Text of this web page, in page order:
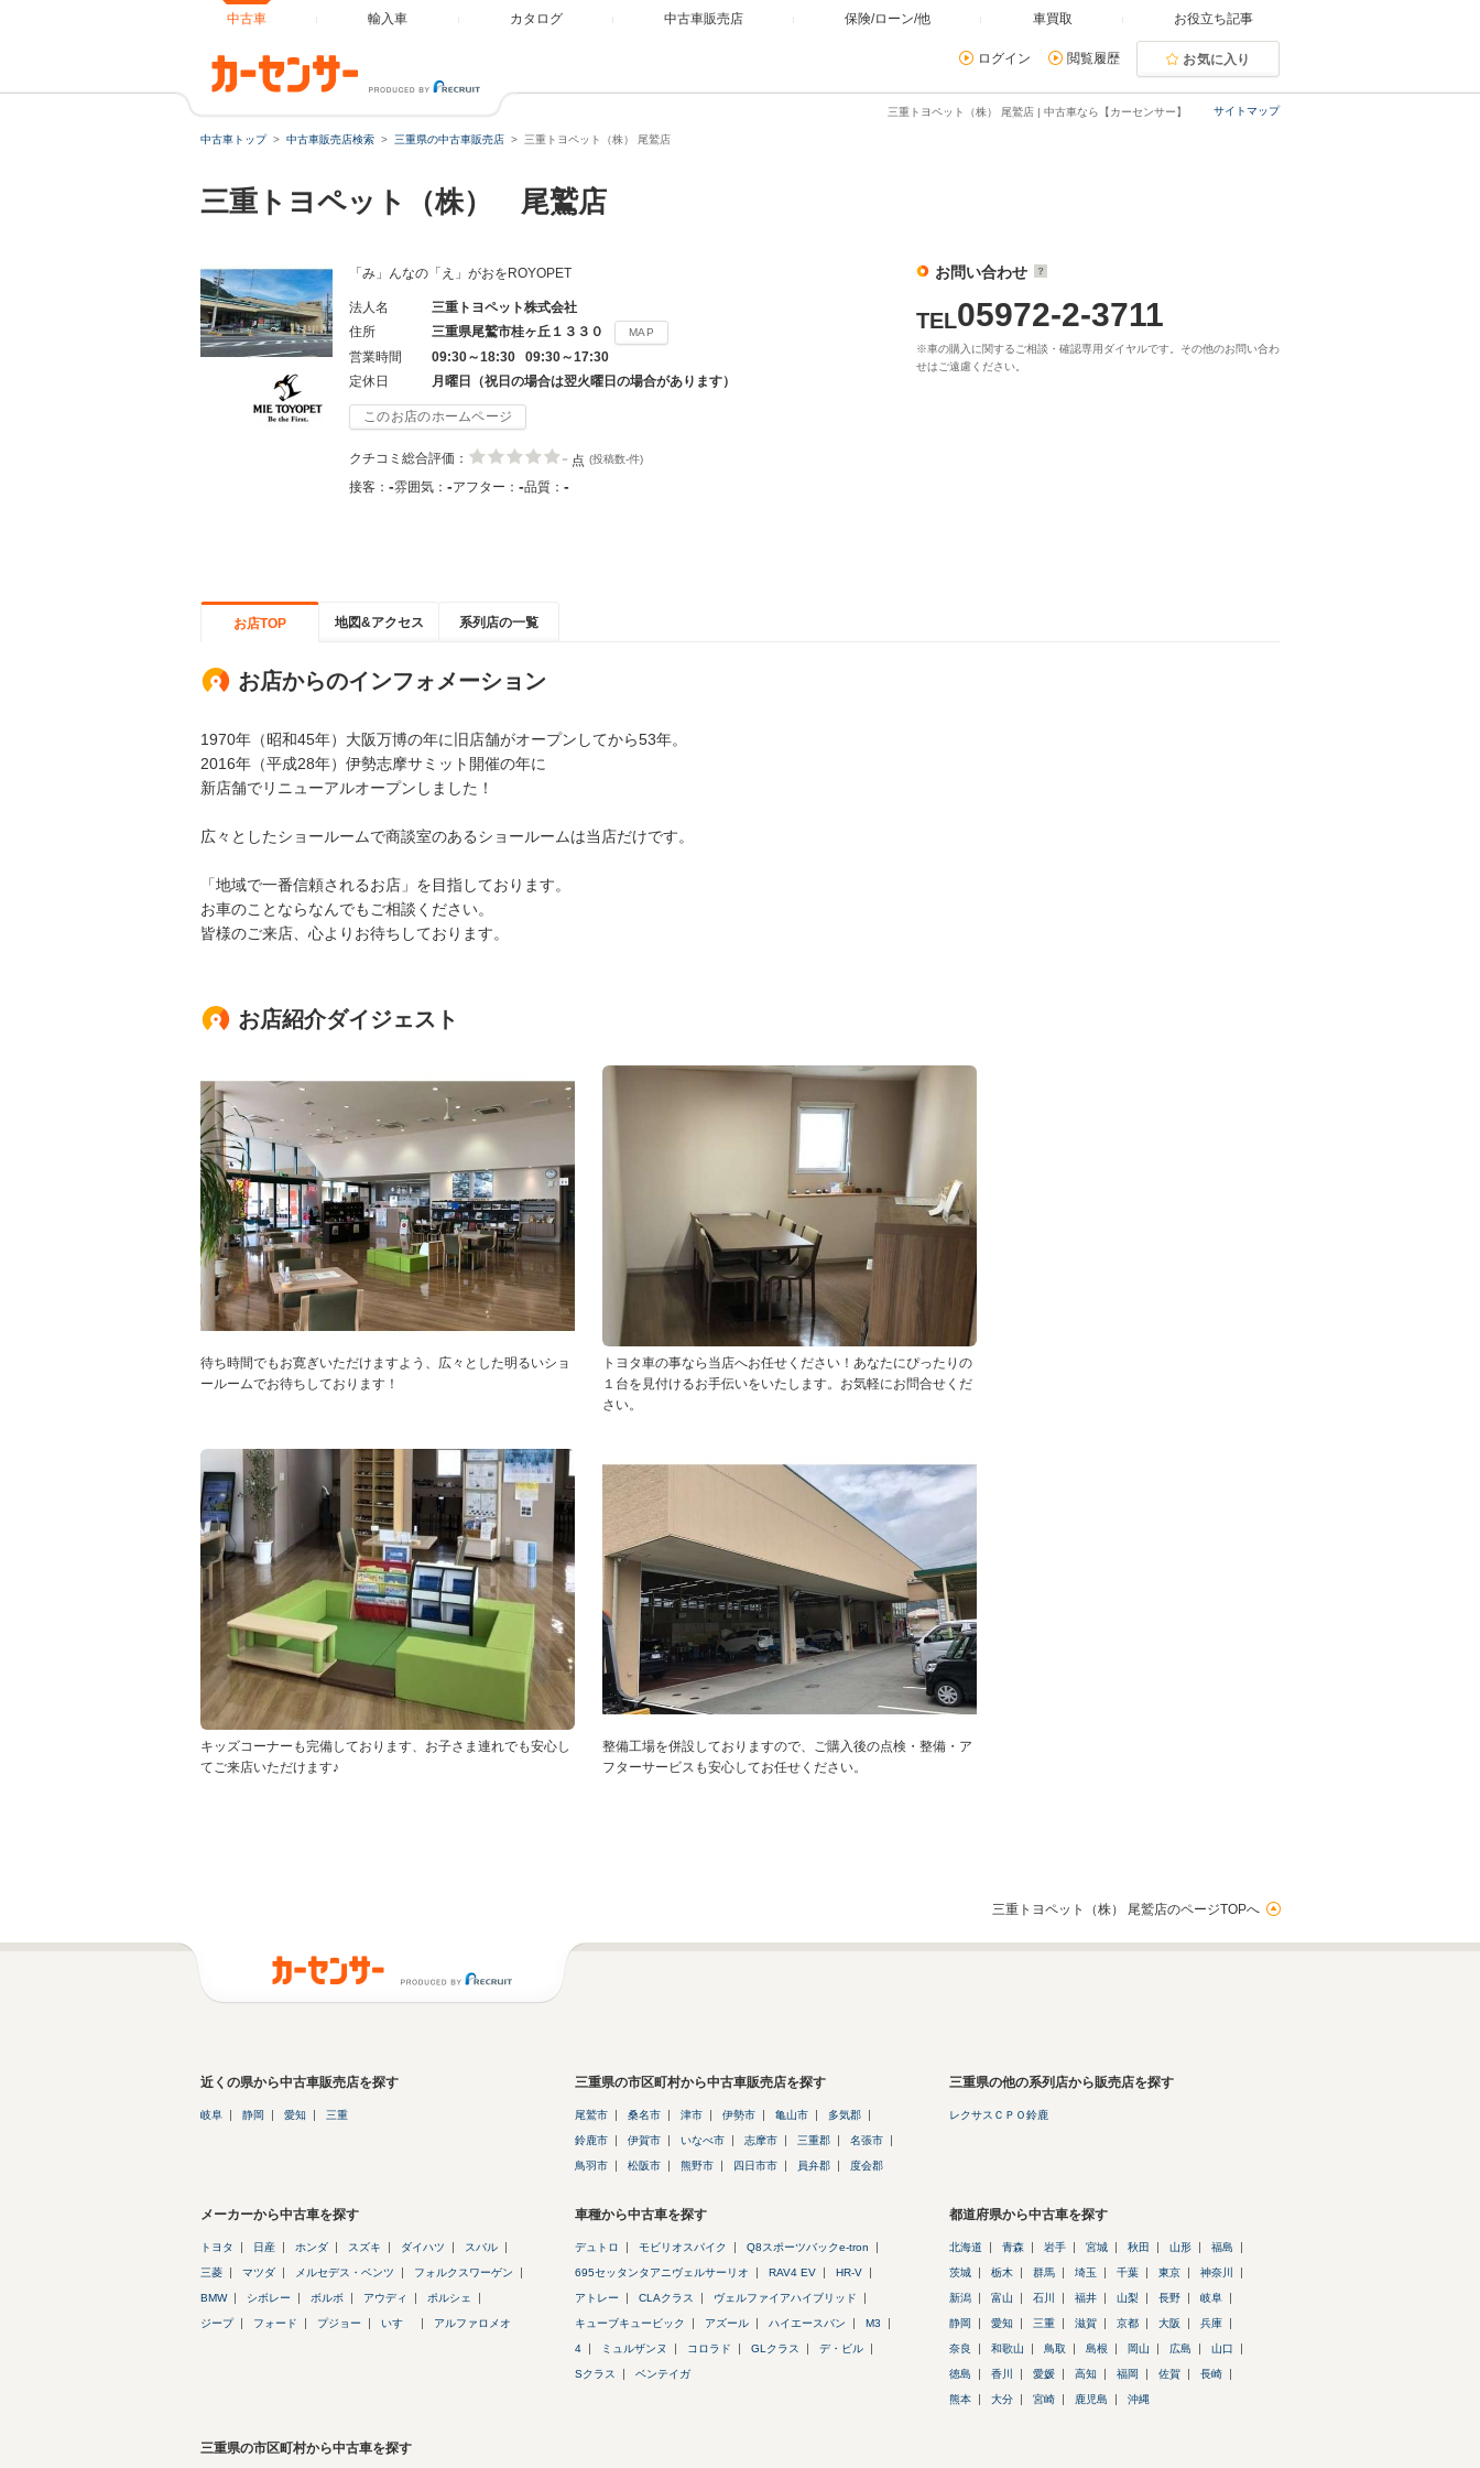
中古車 輸入車 カタログ 中古車販売店 保険/ローン/他 車買取 お役立ち記事
ログイン 閲覧履歴 お気に入り
サイトマップ
三重トヨペット（株） 尾鷲店 | 中古車なら【カーセンサー】
中古車トップ 中古車販売店検索 三重県の中古車販売店 三重トヨペット（株） 尾鷲店
三重トヨペット（株） 尾鷲店
「み」んなの「え」がおをROYOPET
法人名
三重トヨペット株式会社
住所
三重県尾鷲市桂ヶ丘１３３０ MAP
営業時間
09:30～18:30 09:30～17:30
定休日
月曜日（祝日の場合は翌火曜日の場合があります）
このお店のホームページ
クチコミ総合評価： - 点 (投稿数-件)
接客： -雰囲気： -アフター： -品質： -
お問い合わせ
TEL05972-2-3711
※車の購入に関するご相談・確認専用ダイヤルです。その他のお問い合わ
せはご遠慮ください。
お店TOP 地図&アクセス 系列店の一覧
お店からのインフォメーション
1970年（昭和45年）大阪万博の年に旧店舗がオープンしてから53年。
2016年（平成28年）伊勢志摩サミット開催の年に
新店舗でリニューアルオープンしました！
広々としたショールームで商談室のあるショールームは当店だけです。
「地域で一番信頼されるお店」を目指しております。
お車のことならなんでもご相談ください。
皆様のご来店、心よりお待ちしております。
お店紹介ダイジェスト
待ち時間でもお寛ぎいただけますよう、広々とした明るいショ
ールームでお待ちしております！
トヨタ車の事なら当店へお任せください！あなたにぴったりの
１台を見付けるお手伝いをいたします。お気軽にお問合せくだ
さい。
キッズコーナーも完備しております、お子さま連れでも安心し
てご来店いただけます♪
整備工場を併設しておりますので、ご購入後の点検・整備・ア
フターサービスも安心してお任せください。
三重トヨペット（株） 尾鷲店のページTOPへ
近くの県から中古車販売店を探す
岐阜 静岡 愛知 三重
三重県の市区町村から中古車販売店を探す
尾鷲市 桑名市 津市 伊勢市 亀山市 多気郡
鈴鹿市 伊賀市 いなべ市 志摩市 三重郡 名張市
鳥羽市 松阪市 熊野市 四日市市 員弁郡 度会郡
三重県の他の系列店から販売店を探す
レクサスＣＰＯ鈴鹿
メーカーから中古車を探す
トヨタ 日産 ホンダ スズキ ダイハツ スバル
三菱 マツダ メルセデス・ベンツ フォルクスワーゲン
BMW シボレー ボルボ アウディ ポルシェ
ジープ フォード プジョー いすゞ アルファロメオ
車種から中古車を探す
デュトロ モビリオスパイク Q8スポーツバックe-tron
695セッタンタアニヴェルサーリオ RAV4 EV HR-V
アトレー CLAクラス ヴェルファイアハイブリッド
キューブキュービック アズール ハイエースバン M3
4 ミュルザンヌ コロラド GLクラス デ・ビル
Sクラス ベンテイガ
都道府県から中古車を探す
北海道 青森 岩手 宮城 秋田 山形 福島
茨城 栃木 群馬 埼玉 千葉 東京 神奈川
新潟 富山 石川 福井 山梨 長野 岐阜
静岡 愛知 三重 滋賀 京都 大阪 兵庫
奈良 和歌山 鳥取 島根 岡山 広島 山口
徳島 香川 愛媛 高知 福岡 佐賀 長崎
熊本 大分 宮崎 鹿児島 沖縄
三重県の市区町村から中古車を探す